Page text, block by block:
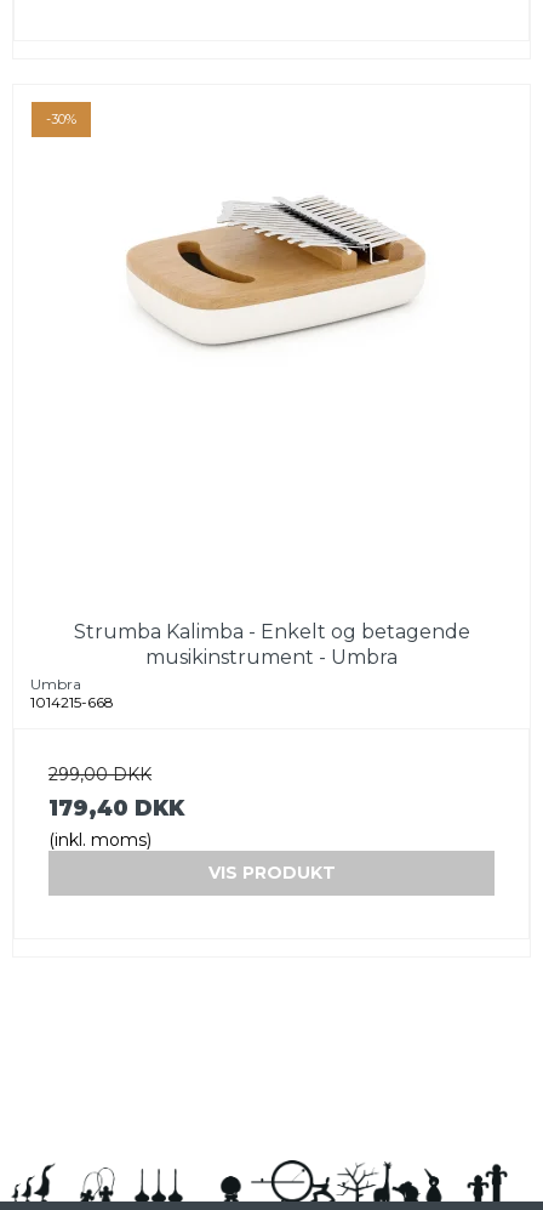
-30%
Strumba Kalimba - Enkelt og betagende
musikinstrument - Umbra
Umbra
1014215-668
299,00 DKK
179,40 DKK
(inkl. moms)
VIS PRODUKT